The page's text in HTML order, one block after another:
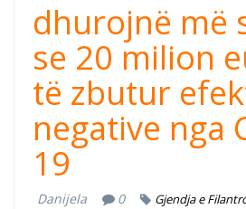
dhurojnë më
se 20 milion
të zbutur
negative nga
19
Danijela 0 Gjendja e